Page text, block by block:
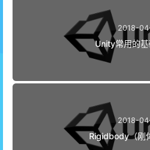
2018-
Unity常用的
2018-
Rigidbody（刚